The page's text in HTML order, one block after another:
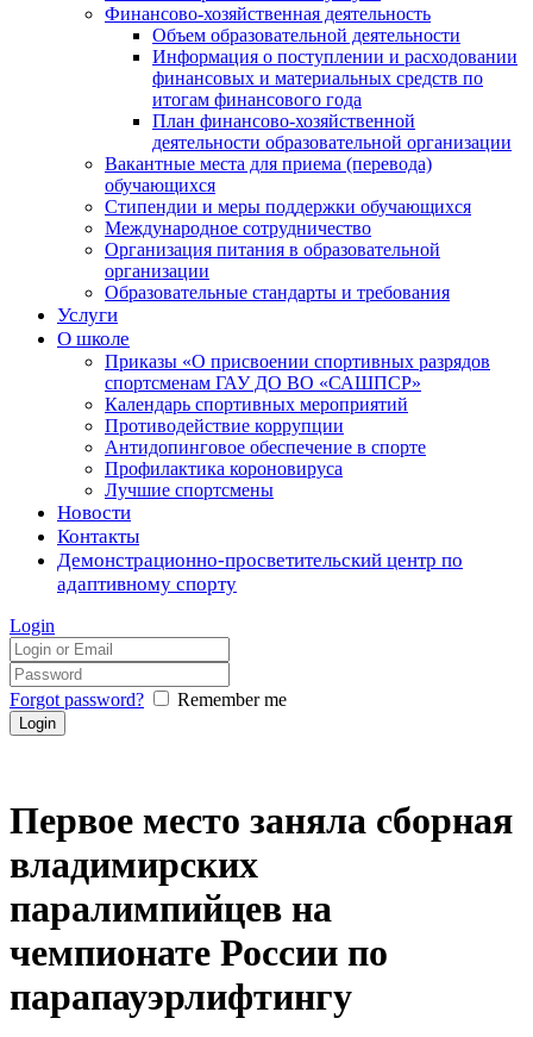
Финансово-хозяйственная деятельность
Объем образовательной деятельности
Информация о поступлении и расходовании
финансовых и материальных средств по
итогам финансового года
План финансово-хозяйственной
деятельности образовательной организации
Вакантные места для приема (перевода)
обучающихся
Стипендии и меры поддержки обучающихся
Международное сотрудничество
Организация питания в образовательной
организации
Образовательные стандарты и требования
Услуги
О школе
Приказы «О присвоении спортивных разрядов
спортсменам ГАУ ДО ВО «САШПСР»
Календарь спортивных мероприятий
Противодействие коррупции
Антидопинговое обеспечение в спорте
Профилактика короновируса
Лучшие спортсмены
Новости
Контакты
Демонстрационно-просветительский центр по
адаптивному спорту
Login
Forgot password? Remember me
Первое место заняла сборная
владимирских
паралимпийцев на
чемпионате России по
парапауэрлифтингу